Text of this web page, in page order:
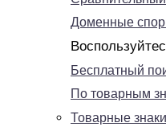
Доменные
Бесплатный
По товарным
Товарные знаки